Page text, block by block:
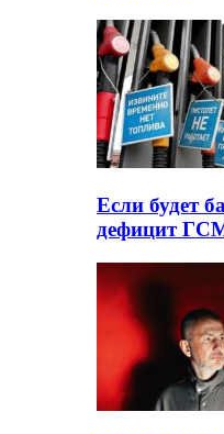
Если будет
дефицит